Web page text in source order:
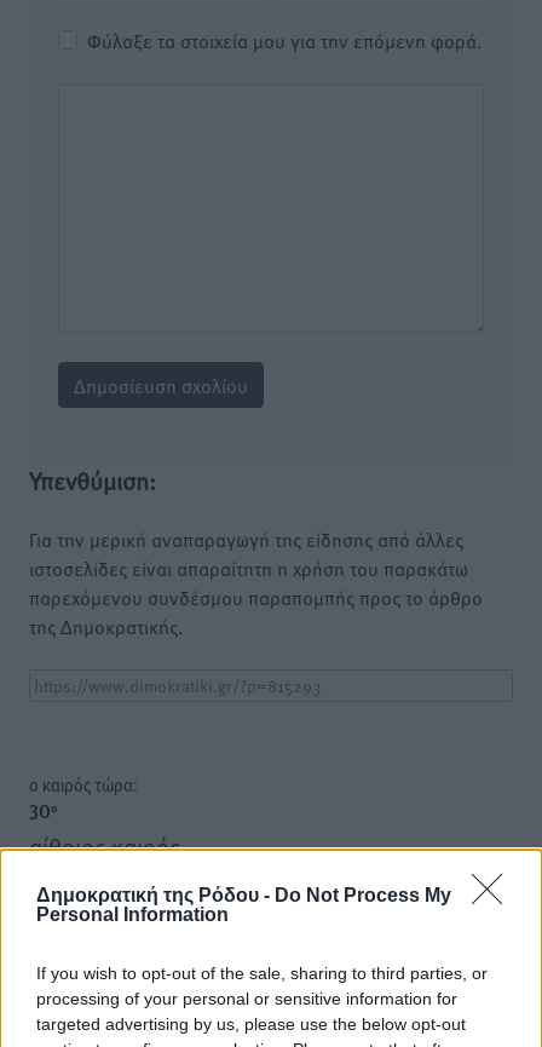
Δημοκρατική της Ρόδου - Do Not Process My
Personal Information
If you wish to opt-out of the sale, sharing to third parties, or
processing of your personal or sensitive information for
targeted advertising by us, please use the below opt-out
Φύλαξε τα στοιχεία μου για την επόμενη φορά.
Υπενθύμιση:
Για την μερική αναπαραγωγή της είδησης από άλλες
ιστοσελίδες είναι απαραίτητη η χρήση του παρακάτω
παρεχόμενου συνδέσμου παραπομπής προς το άρθρο
της Δημοκρατικής.
o καιρός τώρα:
30°
αίθριος καιρός
8km/h
29 °/30°
06:18
20:06